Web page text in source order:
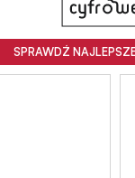
SPRAWDŹ